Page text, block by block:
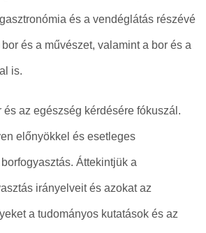
és a vendéglátás részévé
és a művészet, valamint a bor és a
is.
és az egészség kérdésére fókuszál.
előnyökkel és esetleges
Áttekintjük a
irányelveit és azokat az
a tudományos kutatások és az